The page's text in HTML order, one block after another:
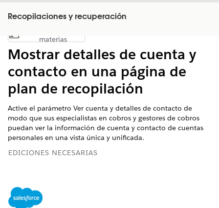
Recopilaciones y recuperación
Mostrar índice de materias
materias
Mostrar detalles de cuenta y
contacto en una página de
plan de recopilación
Active el parámetro Ver cuenta y detalles de contacto de
modo que sus especialistas en cobros y gestores de cobros
puedan ver la información de cuenta y contacto de cuentas
personales en una vista única y unificada.
EDICIONES NECESARIAS
Disponible en: